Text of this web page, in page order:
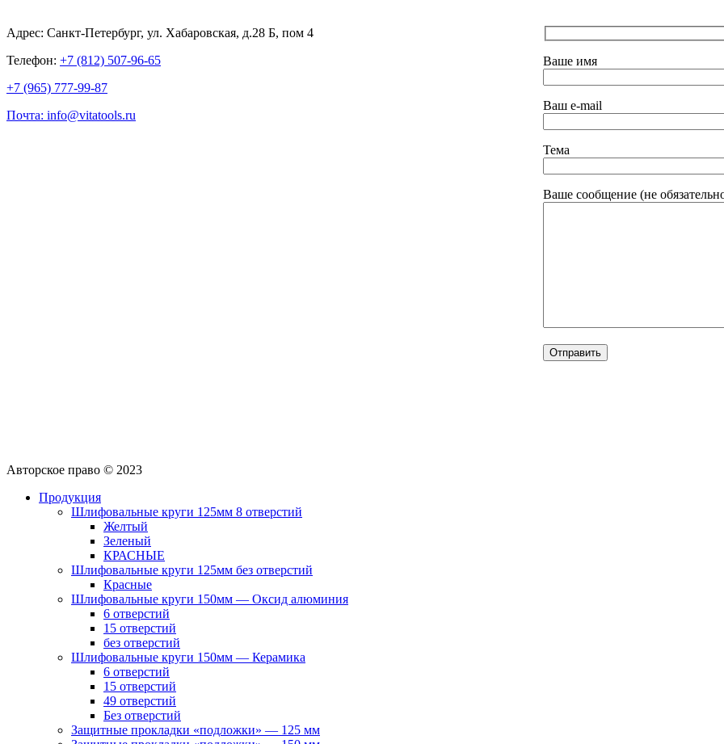
Адрес: Санкт-Петербург, ул. Хабаровская, д.28 Б, пом 4
Телефон: +7 (812) 507-96-65
+7 (965) 777-99-87
Почта: info@vitatools.ru
Ваше имя
Ваш e-mail
Тема
Ваше сообщение (не
Авторское право © 2023
Продукция
Шлифовальные круги 125мм 8 отверстий
Желтый
Зеленый
КРАСНЫЕ
Шлифовальные круги 125мм без отверстий
Красные
Шлифовальные круги 150мм — Оксид алюминия
6 отверстий
15 отверстий
без отверстий
Шлифовальные круги 150мм — Керамика
6 отверстий
15 отверстий
49 отверстий
Без отверстий
Защитные прокладки «подложки» — 125 мм